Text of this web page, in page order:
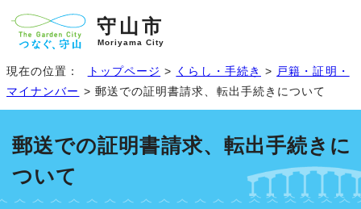
守山市
Moriyama City
現在の位置： トップページ > くらし・手続き > 戸籍・証明・
マイナンバー > 郵送での証明書請求、転出手続きについて
郵送での証明書請求、転出手続きに
ついて